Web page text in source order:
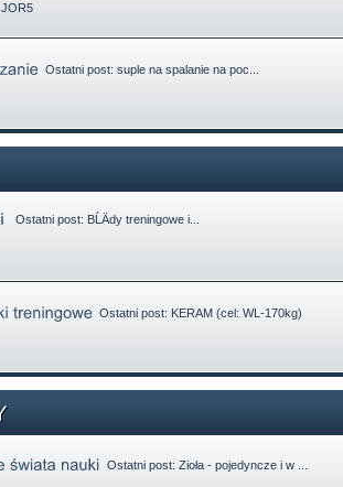
JOR5
Ostatni post: suple na spalanie na poc...
Ostatni post: BĹÄdy treningowe i...
Ostatni post: KERAM (cel: WL-170kg)
Ostatni post: Zioła - pojedyncze i w ...